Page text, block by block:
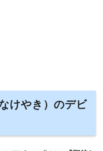
けやき）のデビ